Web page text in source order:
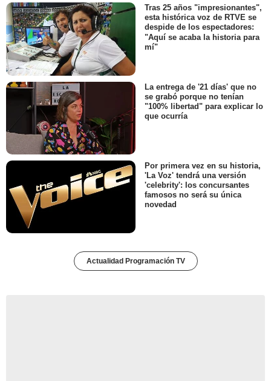
Tras 25 años "impresionantes",
esta histórica voz de RTVE se
despide de los espectadores:
"Aquí se acaba la historia para
mí"
La entrega de '21 días' que no
se grabó porque no tenían
"100% libertad" para explicar lo
que ocurría
Por primera vez en su historia,
'La Voz' tendrá una versión
'celebrity': los concursantes
famosos no será su única
novedad
Actualidad Programación TV